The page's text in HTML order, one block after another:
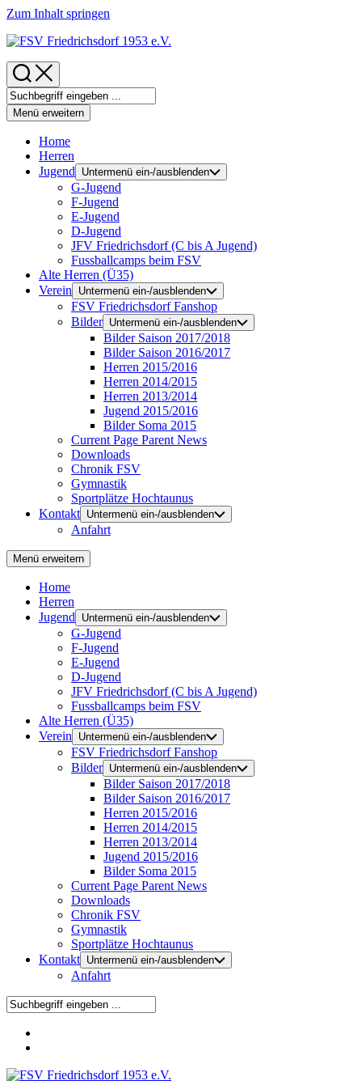
Zum Inhalt springen
Menü erweitern
Home
Herren
Jugend
Untermenü ein-/ausblenden
G-Jugend
F-Jugend
E-Jugend
D-Jugend
JFV Friedrichsdorf (C bis A Jugend)
Fussballcamps beim FSV
Alte Herren (Ü35)
Verein
Untermenü ein-/ausblenden
FSV Friedrichsdorf Fanshop
Bilder Untermenü ein-/ausblenden
Bilder Saison 2017/2018
Bilder Saison 2016/2017
Herren 2015/2016
Herren 2014/2015
Herren 2013/2014
Jugend 2015/2016
Bilder Soma 2015
Current Page Parent News
Downloads
Chronik FSV
Gymnastik
Sportplätze Hochtaunus
Kontakt Untermenü ein-/ausblenden
Anfahrt
Menü erweitern
Home
Herren
Jugend
Untermenü ein-/ausblenden
G-Jugend
F-Jugend
E-Jugend
D-Jugend
JFV Friedrichsdorf (C bis A Jugend)
Fussballcamps beim FSV
Alte Herren (Ü35)
Verein
Untermenü ein-/ausblenden
FSV Friedrichsdorf Fanshop
Bilder Untermenü ein-/ausblenden
Bilder Saison 2017/2018
Bilder Saison 2016/2017
Herren 2015/2016
Herren 2014/2015
Herren 2013/2014
Jugend 2015/2016
Bilder Soma 2015
Current Page Parent News
Downloads
Chronik FSV
Gymnastik
Sportplätze Hochtaunus
Kontakt Untermenü ein-/ausblenden
Anfahrt